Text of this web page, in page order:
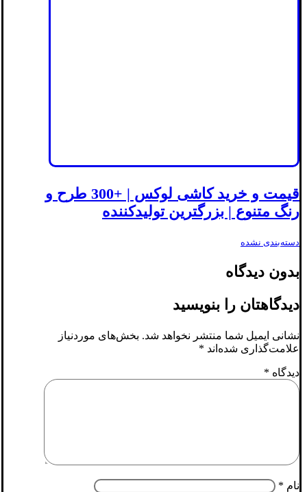
قیمت و خرید کاشی لوکس | +300 طرح و
رنگ متنوع | بزرگترین تولیدکننده
دسته‌بندی نشده
بدون دیدگاه
دیدگاهتان را بنویسید
نشانی ایمیل شما منتشر نخواهد شد. بخش‌های موردنیاز
علامت‌گذاری شده‌اند *
دیدگاه *
نام *